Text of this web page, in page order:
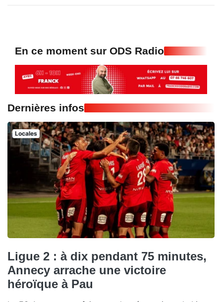
En ce moment sur ODS Radio
Dernières infos
Locales
Ligue 2 : à dix pendant 75 minutes,
Annecy arrache une victoire
héroïque à Pau